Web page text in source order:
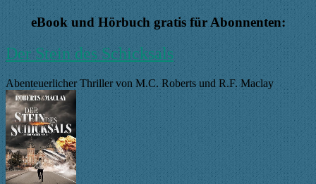
für
Daumen
nach
unten.
für
Daumen
nach
oben.
eBook und Hörbuch gratis für Abonnenten:
Der Stein des Schicksals
Abenteuerlicher Thriller von M.C. Roberts und R.F. Maclay